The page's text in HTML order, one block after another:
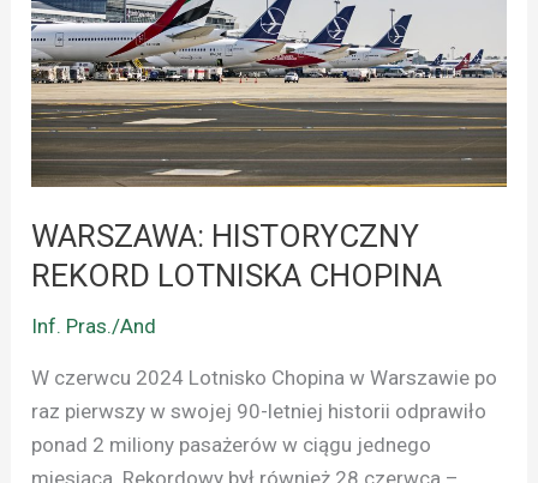
WARSZAWA: HISTORYCZNY
REKORD LOTNISKA CHOPINA
Inf. Pras./And
W czerwcu 2024 Lotnisko Chopina w Warszawie po
raz pierwszy w swojej 90-letniej historii odprawiło
ponad 2 miliony pasażerów w ciągu jednego
CHOPINA